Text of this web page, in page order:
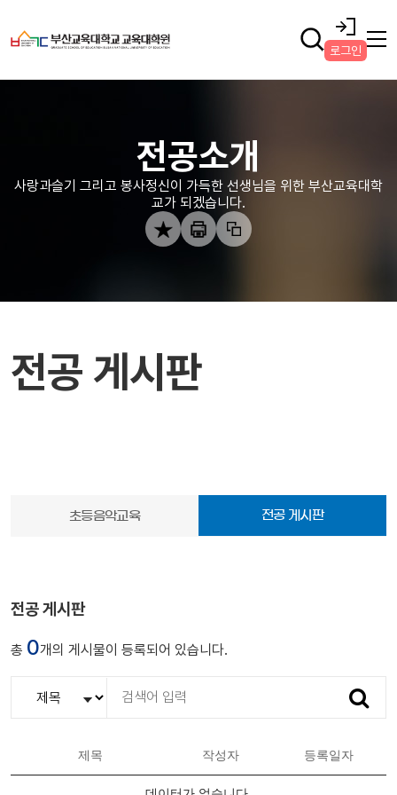
로그인
전공소개
사랑과슬기 그리고 봉사정신이 가득한 선생님을 위한 부산교육대학
교가 되겠습니다.
전공 게시판
초등음악교육 전공 게시판
전공 게시판
총 0개의 게시물이 등록되어 있습니다.
제목 작성자 등록일자